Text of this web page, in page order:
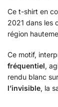
Ce t-shirt en
2021 dans les
région
Ce motif,
fréquentiel,
rendu blanc
l’invisible, la